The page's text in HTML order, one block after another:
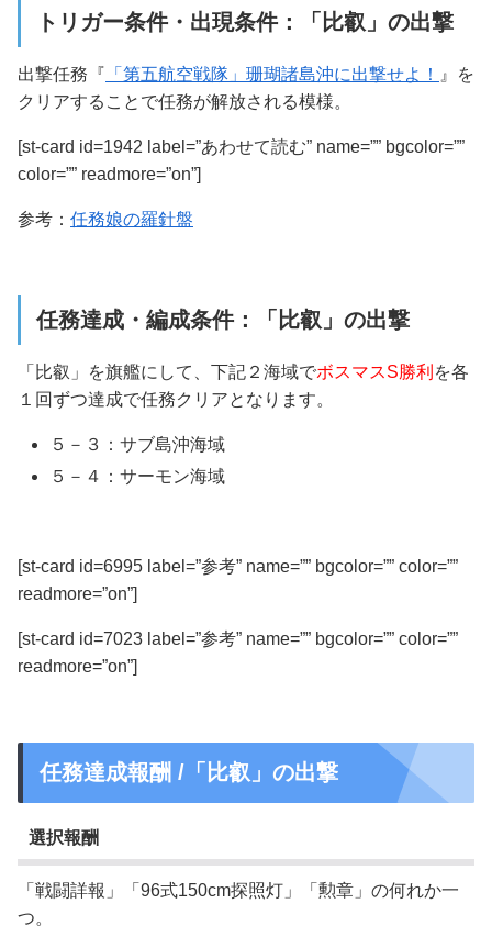
トリガー条件・出現条件：「比叡」の出撃
出撃任務『 「第五航空戦隊」珊瑚諸島沖に出撃せよ！
』を
クリアすることで任務が解放される模様。
[st-card id=1942 label=”あわせて読む” name=”” bgcolor=””
color=”” readmore=”on”]
参考： 任務娘の羅針盤
任務達成・編成条件：「比叡」の出撃
「比叡」を旗艦にして、下記２海域でボスマスS勝利 を各
１回ずつ達成で任務クリアとなります。
５－３：サブ島沖海域
５－４：サーモン海域
[st-card id=6995 label=”参考” name=”” bgcolor=”” color=””
readmore=”on”]
[st-card id=7023 label=”参考” name=”” bgcolor=”” color=””
readmore=”on”]
任務達成報酬 /「比叡」の出撃
選択報酬
「戦闘詳報」「96式150cm探照灯」「勲章」の何れか一
つ。